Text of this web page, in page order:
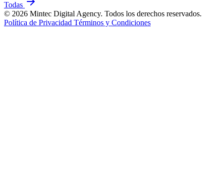
Todas
© 2026 Mintec Digital Agency. Todos los derechos reservados.
Política de Privacidad Términos y Condiciones